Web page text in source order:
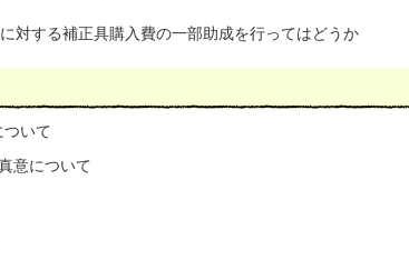
対する補正具購入費の一部助成を行ってはどうか
いて
意について